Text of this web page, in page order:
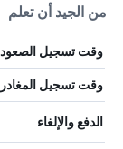
من الجيد أن تعلم
وقت تسجيل الصعود
وقت تسجيل
الدفع والإلغاء